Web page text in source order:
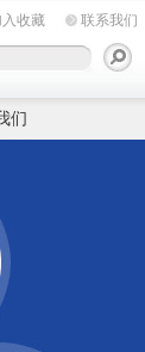
入收藏 联系我们
们